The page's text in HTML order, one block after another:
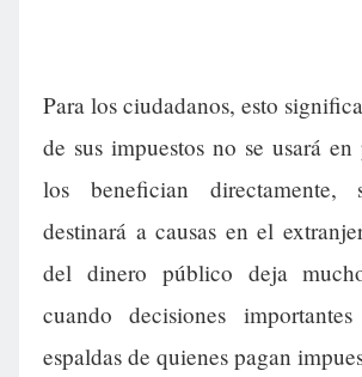
Para los ciudadanos, esto
de sus impuestos no se usará en
los benefician
destinará a causas en el
del dinero público deja
cuando decisiones
espaldas de quienes pagan